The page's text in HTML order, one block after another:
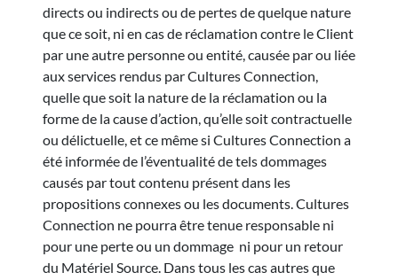
directs ou indirects ou de pertes de quelque nature
que ce soit, ni en cas de réclamation contre le Client
par une autre personne ou entité, causée par ou liée
aux services rendus par Cultures Connection,
quelle que soit la nature de la réclamation ou la
forme de la cause d’action, qu’elle soit contractuelle
ou délictuelle, et ce même si Cultures Connection a
été informée de l’éventualité de tels dommages
causés par tout contenu présent dans les
propositions connexes ou les documents. Cultures
Connection ne pourra être tenue responsable ni
pour une perte ou un dommage ni pour un retour
du Matériel Source. Dans tous les cas autres que